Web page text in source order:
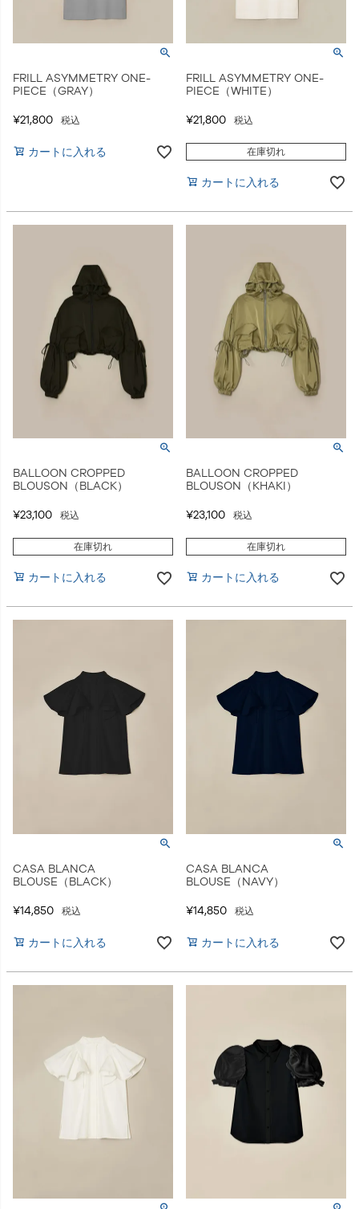
FRILL ASYMMETRY ONE-
PIECE（GRAY）
¥21,800 税込
カートに入れる
FRILL ASYMMETRY ONE-
PIECE（WHITE）
¥21,800 税込
在庫切れ
カートに入れる
BALLOON CROPPED
BLOUSON（BLACK）
¥23,100 税込
在庫切れ
カートに入れる
BALLOON CROPPED
BLOUSON（KHAKI）
¥23,100 税込
在庫切れ
カートに入れる
CASA BLANCA
BLOUSE（BLACK）
¥14,850 税込
カートに入れる
CASA BLANCA
BLOUSE（NAVY）
¥14,850 税込
カートに入れる